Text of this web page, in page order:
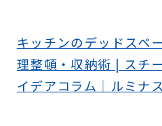
キッチンのデッドスペ
理整頓・収納術 | スチ
イデアコラム｜ルミナ